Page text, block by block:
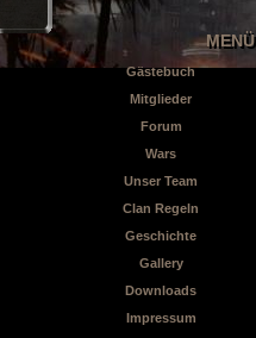
MENÜ
Gästebuch
Mitglieder
Forum
Wars
Unser Team
Clan Regeln
Geschichte
Gallery
Downloads
Impressum